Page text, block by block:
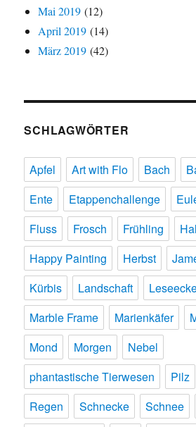
Mai 2019 (12)
April 2019 (14)
März 2019 (42)
SCHLAGWÖRTER
Apfel Art with Flo Bach
Ente
Etappenchallenge
Fluss
Frosch Frühling
Happy Painting
Herbst
Kürbis
Landschaft
Marble Frame
Marienkäfer
Mond
Morgen
Nebel
phantastische Tierwesen
Pilz
Regen
Schnecke Schnee